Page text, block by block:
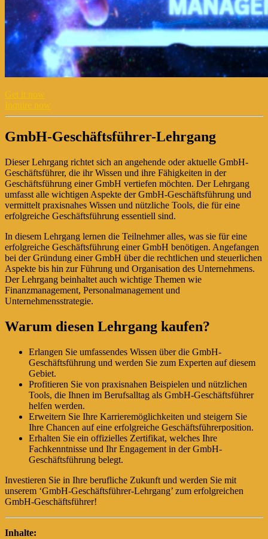
Get it now
Inquire now
GmbH-Geschäftsführer-Lehrgang
Dieser Lehrgang richtet sich an angehende oder aktuelle GmbH-
Geschäftsführer, die ihr Wissen und ihre Fähigkeiten in der
Geschäftsführung einer GmbH vertiefen möchten. Der Lehrgang
umfasst alle wichtigen Aspekte der GmbH-Geschäftsführung und
vermittelt praxisnahes Wissen und nützliche Tools, die für eine
erfolgreiche Geschäftsführung essentiell sind.
In diesem Lehrgang lernen die Teilnehmer alles, was sie für eine
erfolgreiche Geschäftsführung einer GmbH benötigen. Angefangen
bei der Gründung einer GmbH über die rechtlichen und steuerlichen
Aspekte bis hin zur Führung und Organisation des Unternehmens.
Der Lehrgang beinhaltet auch wichtige Themen wie
Finanzmanagement, Personalmanagement und
Unternehmensstrategie.
Warum diesen Lehrgang kaufen?
Erlangen Sie umfassendes Wissen über die GmbH-
Geschäftsführung und werden Sie zum Experten auf diesem
Gebiet.
Profitieren Sie von praxisnahen Beispielen und nützlichen
Tools, die Ihnen im Berufsalltag als GmbH-Geschäftsführer
helfen werden.
Erweitern Sie Ihre Karrieremöglichkeiten und steigern Sie
Ihre Chancen auf eine erfolgreiche Geschäftsführerposition.
Erhalten Sie ein offizielles Zertifikat, welches Ihre
Fachkenntnisse und Ihr Engagement in der GmbH-
Geschäftsführung belegt.
Investieren Sie in Ihre berufliche Zukunft und werden Sie mit
unserem ‘GmbH-Geschäftsführer-Lehrgang’ zum erfolgreichen
GmbH-Geschäftsführer!
Inhalte: